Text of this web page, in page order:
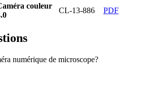
couleur
CL-13-886 PDF
numérique de microscope?